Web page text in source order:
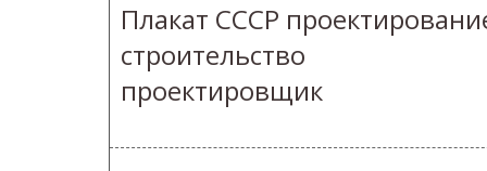
Плакат СССР
строительство
проектировщик